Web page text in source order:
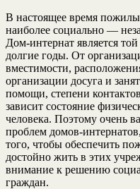
В настоящее время
наиболее социально —
Дом-интернат является
долгие годы. От
вместимости,
организации досуга и
помощи, степени
зависит состояние
человека. Поэтому очень
проблем домов-
того, чтобы обеспечить
достойно жить в этих
внимание к решению
граждан.